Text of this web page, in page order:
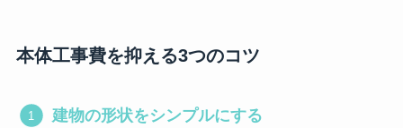
本体工事費を抑える3つのコツ
建物の形状をシンプルにする